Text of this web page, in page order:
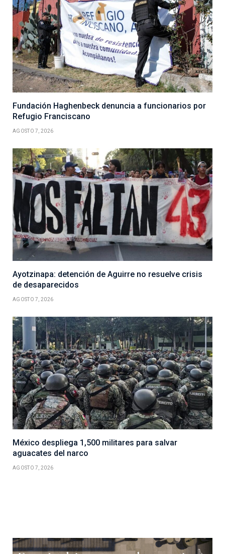
Fundación Haghenbeck denuncia a funcionarios por
Refugio Franciscano
AGOSTO 7, 2026
Ayotzinapa: detención de Aguirre no resuelve crisis
de desaparecidos
AGOSTO 7, 2026
México despliega 1,500 militares para salvar
aguacates del narco
AGOSTO 7, 2026